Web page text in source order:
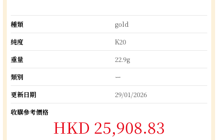
種類
gold
純度
K20
重量
22.9g
類別
ー
更新日期
29/01/2026
收購參考價格
HKD 25,908.83